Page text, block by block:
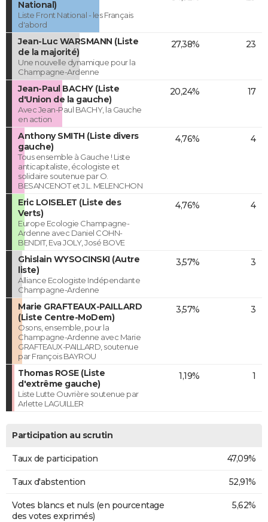
National)
Liste Front National - les Français
d'abord
Jean-Luc WARSMANN (Liste
de la majorité)
Une nouvelle dynamique pour la
Champagne-Ardenne
27,38% 23
Jean-Paul BACHY (Liste
d'Union de la gauche)
Avec Jean-Paul BACHY, la Gauche
en action
20,24% 17
Anthony SMITH (Liste divers
gauche)
Tous ensemble à Gauche ! Liste
anticapitaliste, écologiste et
solidaire soutenue par O.
BESANCENOT et J.L. MELENCHON
4,76% 4
Eric LOISELET (Liste des
Verts)
Europe Ecologie Champagne-
Ardenne avec Daniel COHN-
BENDIT, Eva JOLY, José BOVE
4,76% 4
Ghislain WYSOCINSKI (Autre
liste)
Alliance Ecologiste Indépendante
Champagne-Ardenne
3,57% 3
Marie GRAFTEAUX-PAILLARD
(Liste Centre-MoDem)
Osons, ensemble, pour la
Champagne-Ardenne avec Marie
GRAFTEAUX-PAILLARD, soutenue
par François BAYROU
3,57% 3
Thomas ROSE (Liste
d'extrême gauche)
Liste Lutte Ouvrière soutenue par
Arlette LAGUILLER
1,19% 1
Participation au scrutin
Taux de participation 47,09%
Taux d'abstention 52,91%
Votes blancs et nuls (en pourcentage
des votes exprimés)
5,62%